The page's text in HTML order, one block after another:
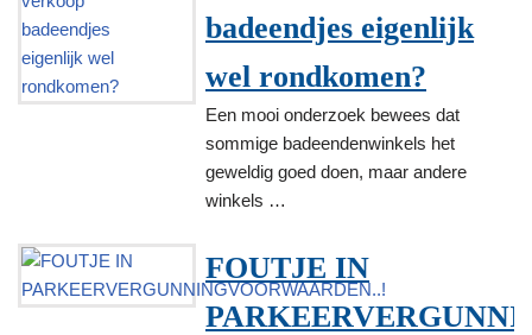
badeendjes eigenlijk
wel rondkomen?
Een mooi onderzoek bewees dat
sommige badeendenwinkels het
geweldig goed doen, maar andere
winkels …
FOUTJE IN